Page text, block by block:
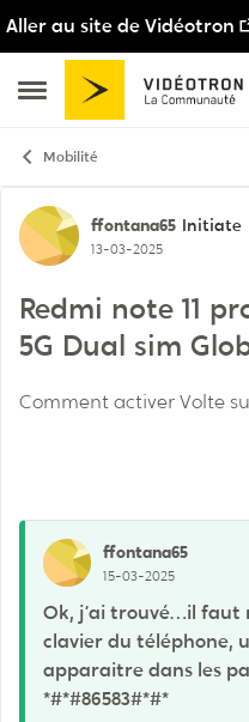
Aller au site de Vidéotron
Ouvrir Menu Latéral
Passer au contenu
Mobilité
Discussion
ffontana65 Initiate
13-03-2025
Redmi note 11
5G Dual sim
Comment activer Volte
ffontana65
15-03-2025
Ok, j’ai trouvé…il faut
clavier du téléphone,
apparaitre dans les
*#*#86583#*#*